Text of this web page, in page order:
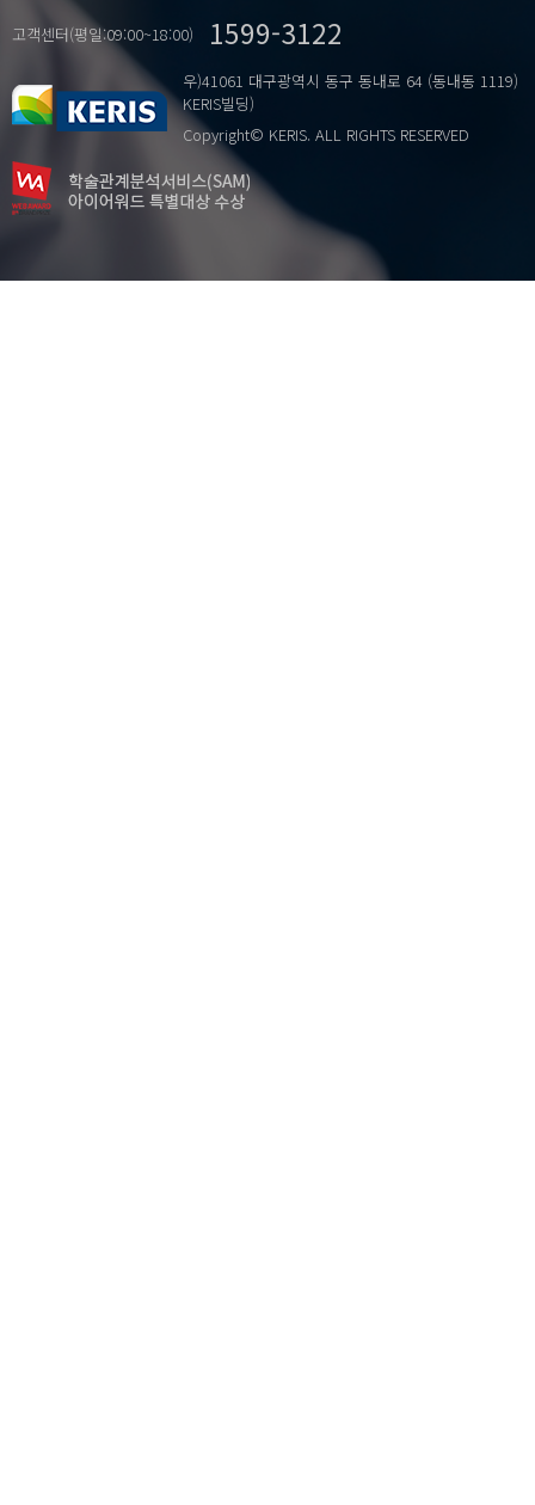
고객센터(평일:09:00~18:00) 1599-3122
우)41061 대구광역시 동구 동내로 64 (동내동 1119)
KERIS빌딩)
Copyright© KERIS. ALL RIGHTS RESERVED